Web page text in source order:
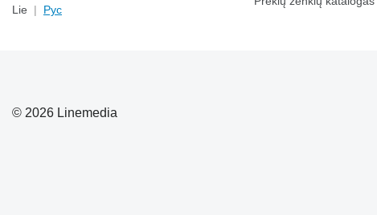
Lie Рус
© 2026 Linemedia